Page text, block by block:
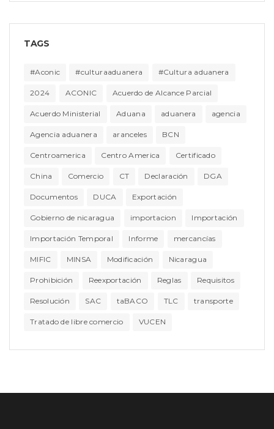
TAGS
#Aconic #culturaaduanera #Cultura aduanera
2024 ACONIC Acuerdo de Alcance Parcial
Acuerdo Ministerial Aduana aduanera agencia
Agencia aduanera aranceles BCN
Centroamerica Centro America Certificado
China Comercio CT Declaración DGA
Documentos DUCA Exportación
Gobierno de nicaragua importacion Importación
Importación Temporal Informe mercancías
MIFIC MINSA Modificación Nicaragua
Prohibición Reexportación Reglas Requisitos
Resolución SAC taBACO TLC transporte
Tratado de libre comercio VUCEN